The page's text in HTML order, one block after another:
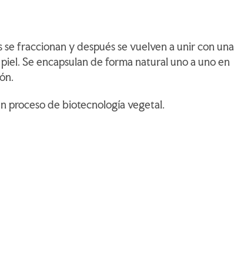
fraccionan y después se vuelven a unir con una
Se encapsulan de forma natural uno a uno en
proceso de biotecnología vegetal.